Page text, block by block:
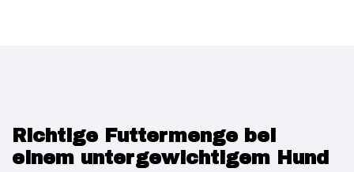
Richtige Futtermenge bei
einem untergewichtigem Hund